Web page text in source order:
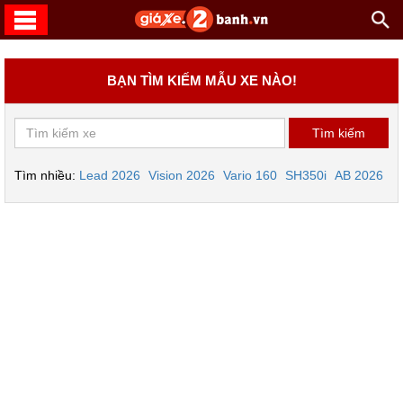
BẠN TÌM KIẾM MẪU XE NÀO!
Tìm nhiều: Lead 2026 Vision 2026 Vario 160 SH350i AB 2026